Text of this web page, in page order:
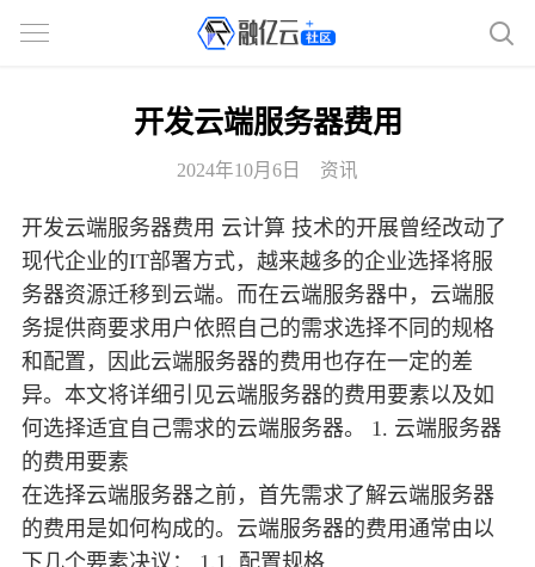
开发云端服务器费用
2024年10月6日 资讯
开发云端服务器费用 云计算 技术的开展曾经改动了
现代企业的IT部署方式，越来越多的企业选择将服
务器资源迁移到云端。而在云端服务器中，云端服
务提供商要求用户依照自己的需求选择不同的规格
和配置，因此云端服务器的费用也存在一定的差
异。本文将详细引见云端服务器的费用要素以及如
何选择适宜自己需求的云端服务器。 1. 云端服务器
的费用要素
在选择云端服务器之前，首先需求了解云端服务器
的费用是如何构成的。云端服务器的费用通常由以